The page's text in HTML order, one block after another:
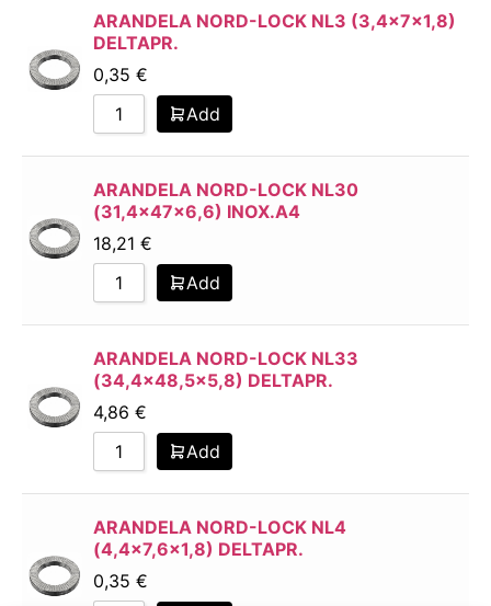
ARANDELA NORD-LOCK NL3 (3,4x7x1,8)
DELTAPR.
0,35 €
Add
ARANDELA NORD-LOCK NL30
(31,4x47x6,6) INOX.A4
18,21 €
Add
ARANDELA NORD-LOCK NL33
(34,4×48,5×5,8) DELTAPR.
4,86 €
Add
ARANDELA NORD-LOCK NL4
(4,4×7,6×1,8) DELTAPR.
0,35 €